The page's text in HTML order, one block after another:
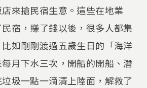
來搶民宿生意。這些在地業
宿，賺了錢以後，很多人都集
如剛剛渡過五歲生日的「海洋
月下水三次，開船的開船、潛
圾一點一滴清上陸面，解救了